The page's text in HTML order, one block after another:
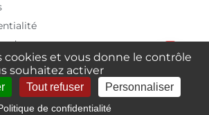
de vente
Contact us
Open
cookies et vous donne le contrôle
souhaitez activer
Tout refuser Personnaliser
de confidentialité